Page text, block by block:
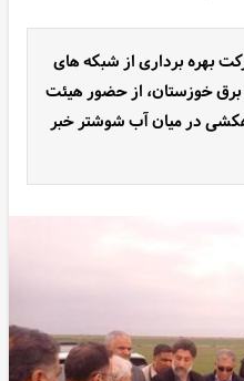
بهره برداری از شبکه های
خوزستان، از حضور هیئت
در میان آب شوشتر خبر